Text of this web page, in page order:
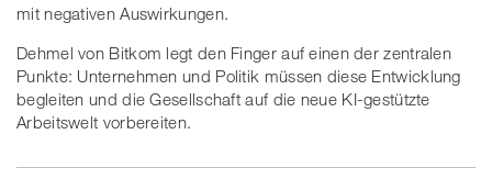
mit negativen Auswirkungen.
Dehmel von Bitkom legt den Finger auf einen der zentralen
Punkte: Unternehmen und Politik müssen diese Entwicklung
begleiten und die Gesellschaft auf die neue KI-gestützte
Arbeitswelt vorbereiten.